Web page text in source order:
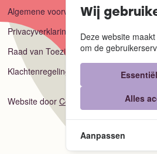
Algemene voorwaarden
Privacyverklaring
Raad van Toezicht
Klachtenregeling
Website door Code Blauw
Wij
Deze website
om de
Alles
Aanpassen